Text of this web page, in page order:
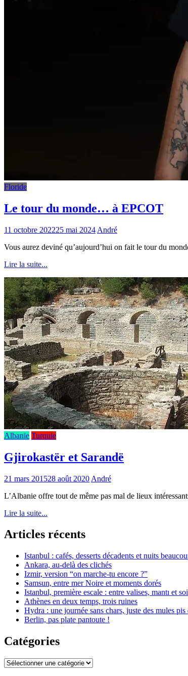
Floride
Le tour du monde… à EPCOT
11 octobre 202225 mai 2024 André
Vous aurez deviné qu’aujourd’hui on fait le tour du
Lire la suite...
Albanie Turquie
Gjirokastër et Sarandë
21 mars 201528 août 2020 André
L’Albanie offre tout de même pas mal de lieux
Lire la suite...
Articles récents
Istanbul : cafés, desserts décadents et nuits
Ankara, au-delà des clichés
Izmir, version “on marche-tu encore ?”
Samsun, entre mer Noire et moments dorés
Istanbul, première escale : entre valises, mantı et
Athènes en deux temps, trois ruines
Hydra : une journée sans chars, juste des mules pis
Berlin, pas plate pantoute !
Catégories
Catégories